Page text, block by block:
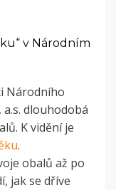
v Národním
Národního
a.s. dlouhodobá
K vidění je
.
obalů až po
jak se dříve